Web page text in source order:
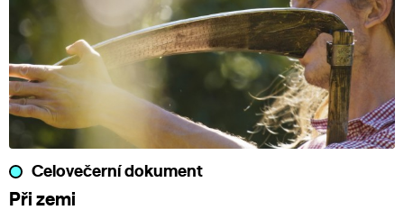
Celovečerní dokument
Při zemi